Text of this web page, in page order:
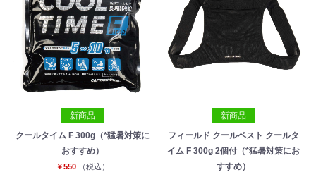
新商品
クールタイム F 300g（*猛暑対策に
おすすめ）
￥550 （税込）
新商品
フィールド クールベスト クールタ
イム F 300g 2個付（*猛暑対策にお
すすめ）